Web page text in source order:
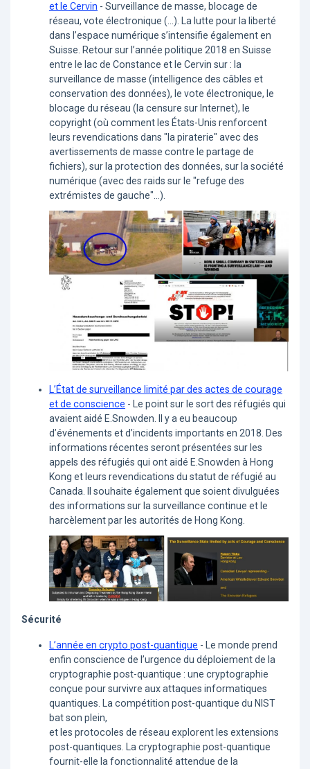
et le Cervin - Surveillance de masse, blocage de
réseau, vote électronique (…). La lutte pour la liberté
dans l’espace numérique s’intensifie également en
Suisse. Retour sur l’année politique 2018 en Suisse
entre le lac de Constance et le Cervin sur : la
surveillance de masse (intelligence des câbles et
conservation des données), le vote électronique, le
blocage du réseau (la censure sur Internet), le
copyright (où comment les États-Unis renforcent
leurs revendications dans "la piraterie" avec des
avertissements de masse contre le partage de
fichiers), sur la protection des données, sur la société
numérique (avec des raids sur le "refuge des
extrémistes de gauche"...).
L’État de surveillance limité par des actes de courage
et de conscience - Le point sur le sort des réfugiés qui
avaient aidé E.Snowden. Il y a eu beaucoup
d’événements et d’incidents importants en 2018. Des
informations récentes seront présentées sur les
appels des réfugiés qui ont aidé E.Snowden à Hong
Kong et leurs revendications du statut de réfugié au
Canada. Il souhaite également que soient divulguées
des informations sur la surveillance continue et le
harcèlement par les autorités de Hong Kong.
Sécurité
L’année en crypto post-quantique - Le monde prend
enfin conscience de l’urgence du déploiement de la
cryptographie post-quantique : une cryptographie
conçue pour survivre aux attaques informatiques
quantiques. La compétition post-quantique du NIST
bat son plein,
et les protocoles de réseau explorent les extensions
post-quantiques. La cryptographie post-quantique
fournit-elle la fonctionnalité attendue de la